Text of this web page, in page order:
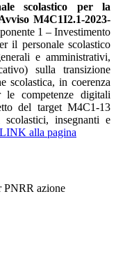
scolastico per la
M4C1I2.1-2023-
1 – Investimento
il personale scolastico
e amministrativi,
sulla transizione
scolastica, in coerenza
competenze digitali
del target M4C1-13
insegnanti e
LINK alla pagina
PNRR azione